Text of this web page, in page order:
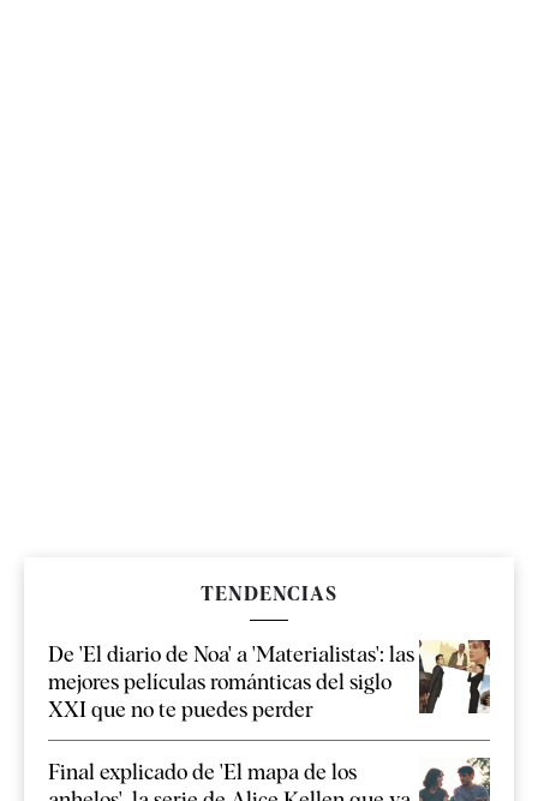
TENDENCIAS
De 'El diario de Noa' a 'Materialistas': las
mejores películas románticas del siglo
XXI que no te puedes perder
Final explicado de 'El mapa de los